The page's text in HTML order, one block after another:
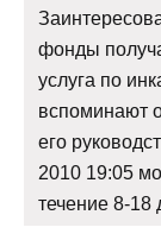
фонды
услуга по
вспоминают
его
2010 19:05
течение 8-